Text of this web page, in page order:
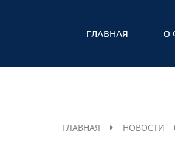
ГЛАВНАЯ О
ГЛАВНАЯ НОВОСТИ